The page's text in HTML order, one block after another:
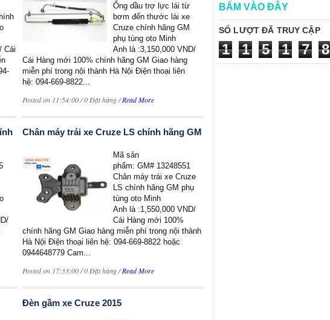
Cái
Ống dầu trợ lực lái từ
bơm đến thước lái xe
Cruze chính hãng GM
phụ tùng oto Minh
Anh là :3,150,000 VND/
Cái Hàng mới 100% chính hãng GM Giao hàng
miễn phí trong nội thành Hà Nội Điện thoại liên
hệ: 094-669-8822...
Posted on 11:54:00 / 0 Đặt hàng /Read More
Chân máy trái xe Cruze LS chính hãng GM
Mã sản
phẩm: GM# 13248551
Chân máy trái xe Cruze
LS chính hãng GM phụ
tùng oto Minh
Anh là :1,550,000 VND/
Cái Hàng mới 100%
chính hãng GM Giao hàng miễn phí trong nội thành
Hà Nội Điện thoại liên hệ: 094-669-8822 hoặc
0944648779 Cam...
Posted on 17:33:00 / 0 Đặt hàng /Read More
Đèn gầm xe Cruze 2015
BẤM VÀO ĐÂY
SỐ LƯỢT ĐÃ TRUY CẬP
1 1 5 1 7 8